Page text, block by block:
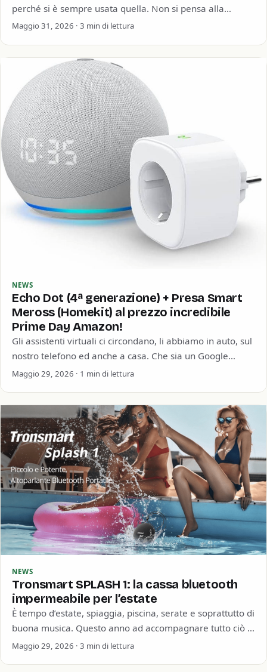
perché si è sempre usata quella. Non si pensa alla
sicurezza informatica o…
Maggio 31, 2026 · 3 min di lettura
NEWS
Echo Dot (4ª generazione) + Presa Smart
Meross (Homekit) al prezzo incredibile
Prime Day Amazon!
Gli assistenti virtuali ci circondano, li abbiamo in auto, sul
nostro telefono ed anche a casa. Che sia un Google
Home, un…
Maggio 29, 2026 · 1 min di lettura
NEWS
Tronsmart SPLASH 1: la cassa bluetooth
impermeabile per l’estate
È tempo d’estate, spiaggia, piscina, serate e soprattutto di
buona musica. Questo anno ad accompagnare tutto ciò ci
pensa Tronsmart con la…
Maggio 29, 2026 · 3 min di lettura